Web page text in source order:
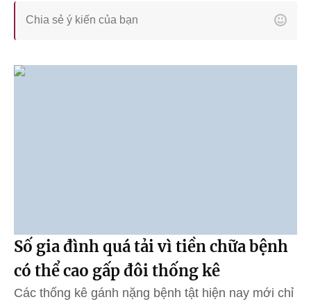
Số gia đình quá tải vì tiền chữa bệnh
có thể cao gấp đôi thống kê
Các thống kê gánh nặng bệnh tật hiện nay mới chỉ